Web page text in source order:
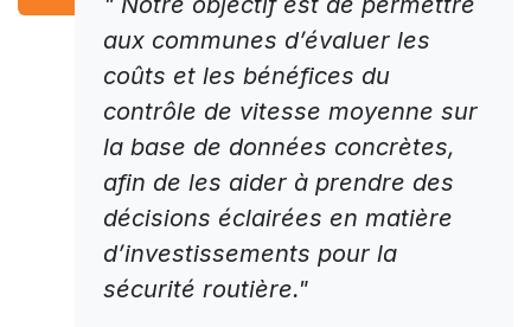
aux communes d’évaluer les
coûts et les bénéfices du
contrôle de vitesse moyenne sur
la base de données concrètes,
afin de les aider à prendre des
décisions éclairées en matière
d’investissements pour la
sécurité routière."